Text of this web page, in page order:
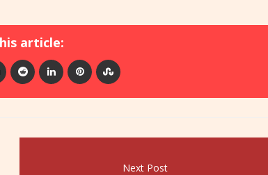
article:
Next Post